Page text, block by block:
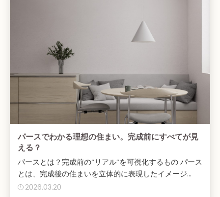
パースでわかる理想の住まい。完成前にすべてが見
える？
パースとは？完成前の“リアル”を可視化するもの パース
とは、完成後の住まいを立体的に表現したイメージ...
2026.03.20